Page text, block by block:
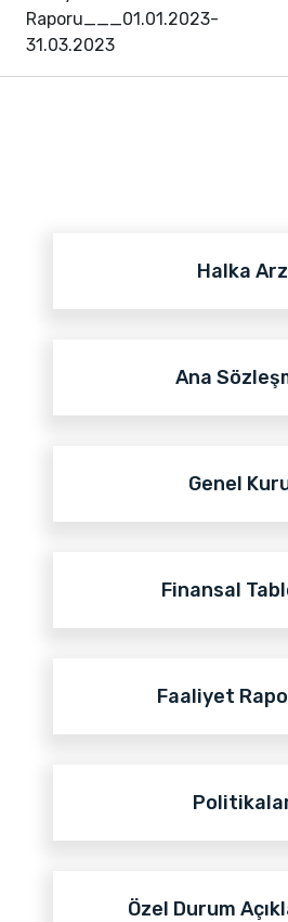
Raporu___01.01.2023-
31.03.2023
Halka Arz
Ana
Genel
Finansal
Faaliyet
Özel Durum